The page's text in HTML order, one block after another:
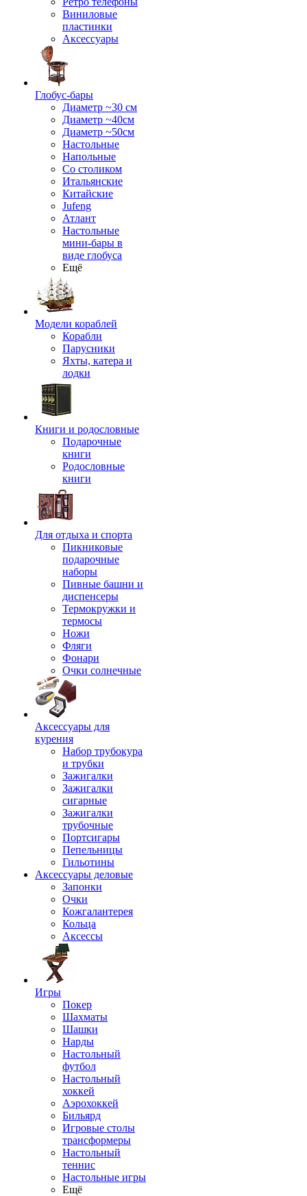
Виниловые
пластинки
Аксессуары
Глобус-бары
Диаметр ~30 см
Диаметр ~40см
Диаметр ~50см
Настольные
Напольные
Со столиком
Итальянские
Китайские
Jufeng
Атлант
Настольные
мини-бары в
виде глобуса
Ещё
Модели кораблей
Корабли
Парусники
Яхты, катера и
лодки
Книги и родословные
Подарочные
книги
Родословные
книги
Для отдыха и спорта
Пикниковые
подарочные
наборы
Пивные башни и
диспенсеры
Термокружки и
термосы
Ножи
Фляги
Фонари
Очки солнечные
Аксессуары для
курения
Набор трубокура
и трубки
Зажигалки
Зажигалки
сигарные
Зажигалки
трубочные
Портсигары
Пепельницы
Гильотины
Аксессуары деловые
Запонки
Очки
Кожгалантерея
Кольца
Аксессы
Игры
Покер
Шахматы
Шашки
Нарды
Настольный
футбол
Настольный
хоккей
Аэрохоккей
Бильярд
Игровые столы
трансформеры
Настольный
теннис
Настольные игры
Ещё